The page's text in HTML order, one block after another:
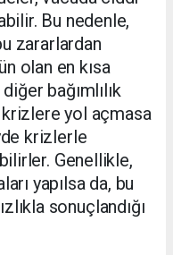
Bu nedenle,
zararlardan
olan en kısa
bağımlılık
yol açmasa
krizlerle
Genellikle,
yapılsa da, bu
sonuçlandığı